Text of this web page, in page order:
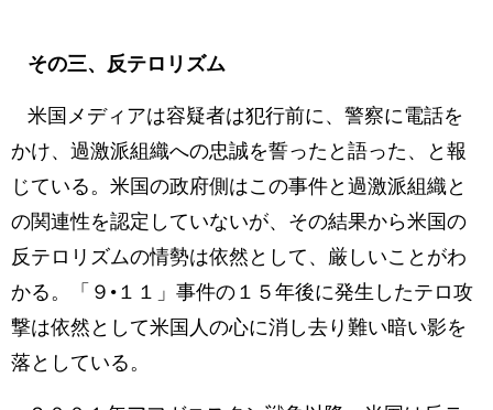
その三、反テロリズム
米国メディアは容疑者は犯行前に、警察に電話を
かけ、過激派組織への忠誠を誓ったと語った、と報
じている。米国の政府側はこの事件と過激派組織と
の関連性を認定していないが、その結果から米国の
反テロリズムの情勢は依然として、厳しいことがわ
かる。「９•１１」事件の１５年後に発生したテロ攻
撃は依然として米国人の心に消し去り難い暗い影を
落としている。